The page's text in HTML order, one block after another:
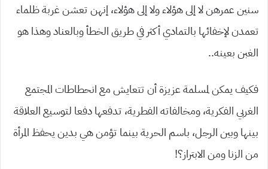
سنين عمرهن لا إلى هؤلاء ولا إلى هؤلاء، إنهن تعشن غربة ظلماء
تعمدن لإخفائها بالتمادي أكثر في طريق الخطأ وبالعناد وهذا هو
الغبن بعينه..
فكيف يمكن لمسلمة عزيزة أن تتعايش مع انحطاطات المجتمع
الغربي الفكرية، ومخالفاته الفطرية، تدفعها دفعا لتوسيع العلاقة
بينها وبين الرجل، باسم الحرية بينما تؤمن هي بدين يحفظ المرأة
من الزنا ومن الابتراز؟!